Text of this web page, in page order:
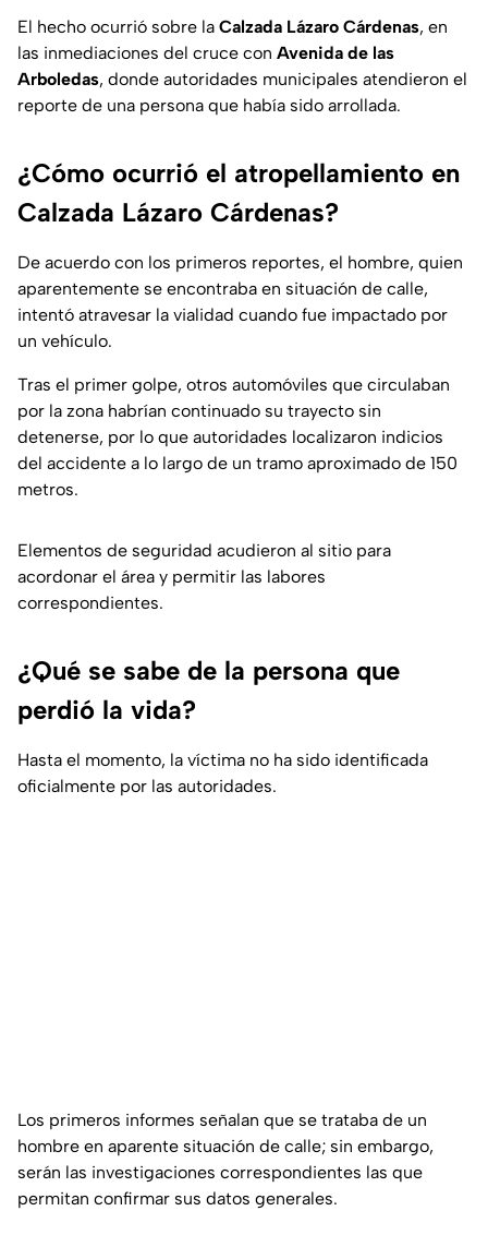
El hecho ocurrió sobre la Calzada Lázaro Cárdenas, en
las inmediaciones del cruce con Avenida de las
Arboledas, donde autoridades municipales atendieron el
reporte de una persona que había sido arrollada.
¿Cómo ocurrió el atropellamiento en
Calzada Lázaro Cárdenas?
De acuerdo con los primeros reportes, el hombre, quien
aparentemente se encontraba en situación de calle,
intentó atravesar la vialidad cuando fue impactado por
un vehículo.
Tras el primer golpe, otros automóviles que circulaban
por la zona habrían continuado su trayecto sin
detenerse, por lo que autoridades localizaron indicios
del accidente a lo largo de un tramo aproximado de 150
metros.
Elementos de seguridad acudieron al sitio para
acordonar el área y permitir las labores
correspondientes.
¿Qué se sabe de la persona que
perdió la vida?
Hasta el momento, la víctima no ha sido identificada
oficialmente por las autoridades.
Los primeros informes señalan que se trataba de un
hombre en aparente situación de calle; sin embargo,
serán las investigaciones correspondientes las que
permitan confirmar sus datos generales.